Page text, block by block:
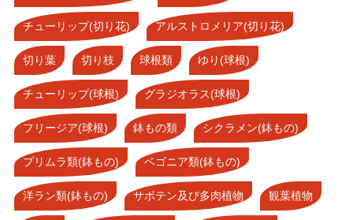
チューリップ(切り花) アルストロメリア(切り花)
切り葉 切り枝 球根類 ゆり(球根)
チューリップ(球根) グラジオラス(球根)
フリージア(球根) 鉢もの類 シクラメン(鉢もの)
プリムラ類(鉢もの) ベゴニア類(鉢もの)
洋ラン類(鉢もの) サボテン及び多肉植物 観葉植物